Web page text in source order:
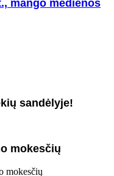
mango medienos
sandėlyje!
mokesčių